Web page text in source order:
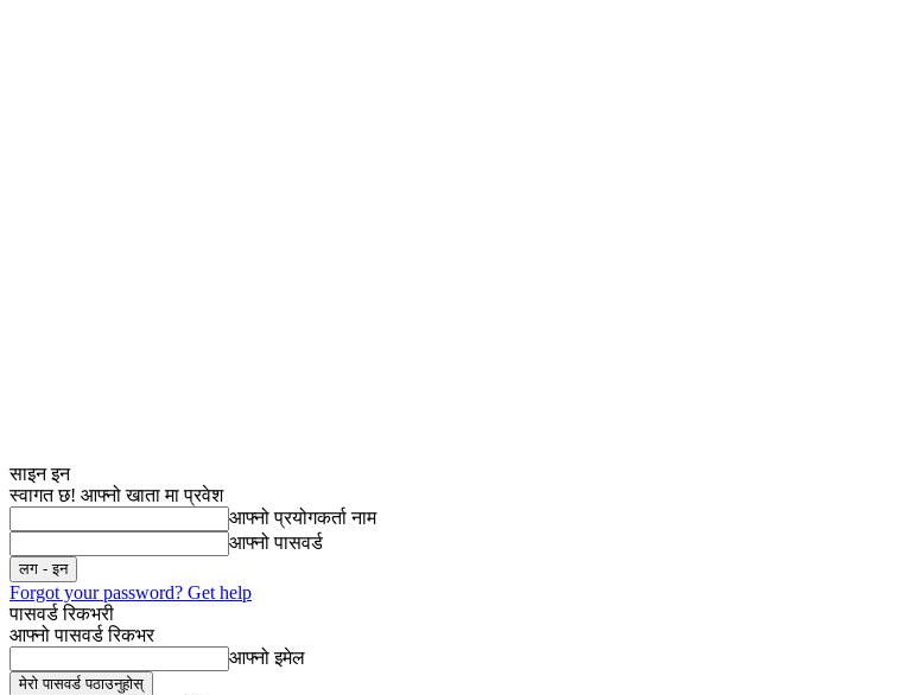
साइन इन
स्वागत छ! आफ्नो खाता मा प्रवेश
आफ्नो प्रयोगकर्ता नाम
आफ्नो पासवर्ड
Forgot your password? Get help
पासवर्ड रिकभरी
आफ्नो पासवर्ड रिकभर
आफ्नो इमेल